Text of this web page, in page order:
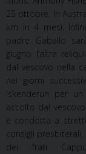
25 ottobre. In
km in 4 mesi.
padre Gaballo
giugno l’altra
dal vescovo nella
nei giorni
Iskenderun per
accolto dal
è condotta a
consigli
dei frati